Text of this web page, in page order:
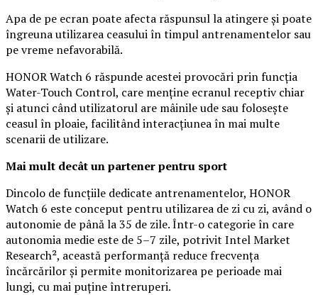
Apa de pe ecran poate afecta răspunsul la atingere și poate
îngreuna utilizarea ceasului în timpul antrenamentelor sau
pe vreme nefavorabilă.
HONOR Watch 6 răspunde acestei provocări prin funcția
Water-Touch Control, care menține ecranul receptiv chiar
și atunci când utilizatorul are mâinile ude sau folosește
ceasul în ploaie, facilitând interacțiunea în mai multe
scenarii de utilizare.
Mai mult decât un partener pentru sport
Dincolo de funcțiile dedicate antrenamentelor, HONOR
Watch 6 este conceput pentru utilizarea de zi cu zi, având o
autonomie de până la 35 de zile. Într-o categorie în care
autonomia medie este de 5–7 zile, potrivit Intel Market
Research², această performanță reduce frecvența
încărcărilor și permite monitorizarea pe perioade mai
lungi, cu mai puține întreruperi.